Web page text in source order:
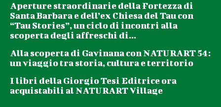
Aperture straordinarie della Fortezza di
Santa Barbara e dell’ex Chiesa del Tau con
“Tau Stories”, un ciclo di incontri alla
scoperta degli affreschi di...
Alla scoperta di Gavinana con NATURART 54:
un viaggio tra storia, cultura e territorio
I libri della Giorgio Tesi Editrice ora
acquistabili al NATURART Village